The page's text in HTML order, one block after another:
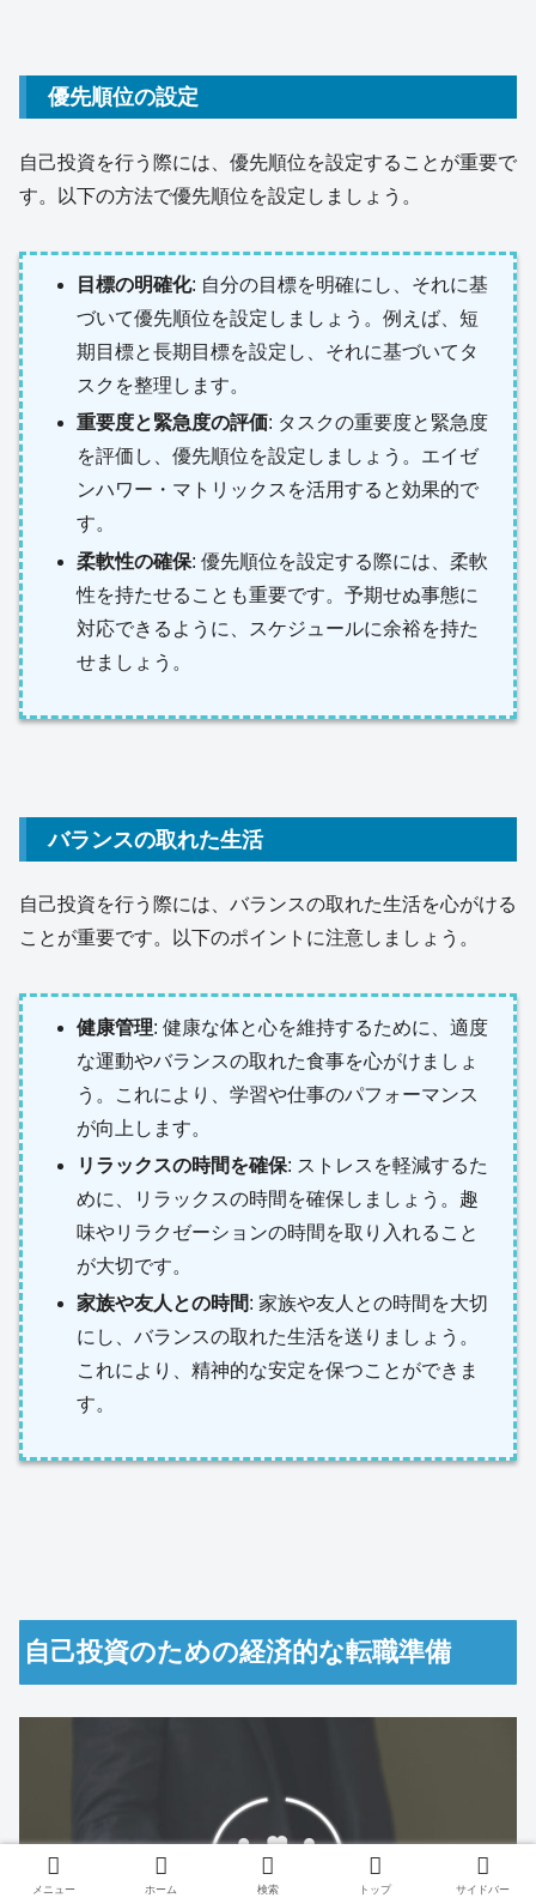
優先順位の設定
自己投資を行う際には、優先順位を設定することが重要で
す。以下の方法で優先順位を設定しましょう。
目標の明確化: 自分の目標を明確にし、それに基
づいて優先順位を設定しましょう。例えば、短
期目標と長期目標を設定し、それに基づいてタ
スクを整理します。
重要度と緊急度の評価: タスクの重要度と緊急度
を評価し、優先順位を設定しましょう。エイゼ
ンハワー・マトリックスを活用すると効果的で
す。
柔軟性の確保: 優先順位を設定する際には、柔軟
性を持たせることも重要です。予期せぬ事態に
対応できるように、スケジュールに余裕を持た
せましょう。
バランスの取れた生活
自己投資を行う際には、バランスの取れた生活を心がける
ことが重要です。以下のポイントに注意しましょう。
健康管理: 健康な体と心を維持するために、適度
な運動やバランスの取れた食事を心がけましょ
う。これにより、学習や仕事のパフォーマンス
が向上します。
リラックスの時間を確保: ストレスを軽減するた
めに、リラックスの時間を確保しましょう。趣
味やリラクゼーションの時間を取り入れること
が大切です。
家族や友人との時間: 家族や友人との時間を大切
にし、バランスの取れた生活を送りましょう。
これにより、精神的な安定を保つことができま
す。
自己投資のための経済的な転職準備
メニュー ホーム 検索 トップ サイドバー